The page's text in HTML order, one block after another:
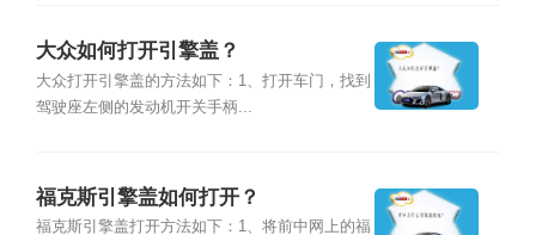
大众如何打开引擎盖？
大众打开引擎盖的方法如下：1、打开车门，找到
驾驶座左侧的发动机开关手柄...
福克斯引擎盖如何打开？
福克斯引擎盖打开方法如下：1、将前中网上的福